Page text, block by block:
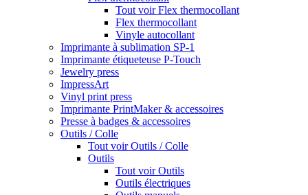
Tout voir Flex thermocollant
Flex thermocollant
Vinyle autocollant
Imprimante à sublimation SP-1
Imprimante étiqueteuse P-Touch
Jewelry press
ImpressArt
Vinyl print press
Imprimante PrintMaker & accessoires
Presse à badges & accessoires
Outils / Colle
Tout voir Outils / Colle
Outils
Tout voir Outils
Outils électriques